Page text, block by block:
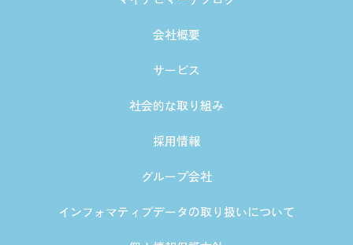
会社概要
サービス
社会的な取り組み
採用情報
グループ会社
インフォマティブデータの取り扱いについて